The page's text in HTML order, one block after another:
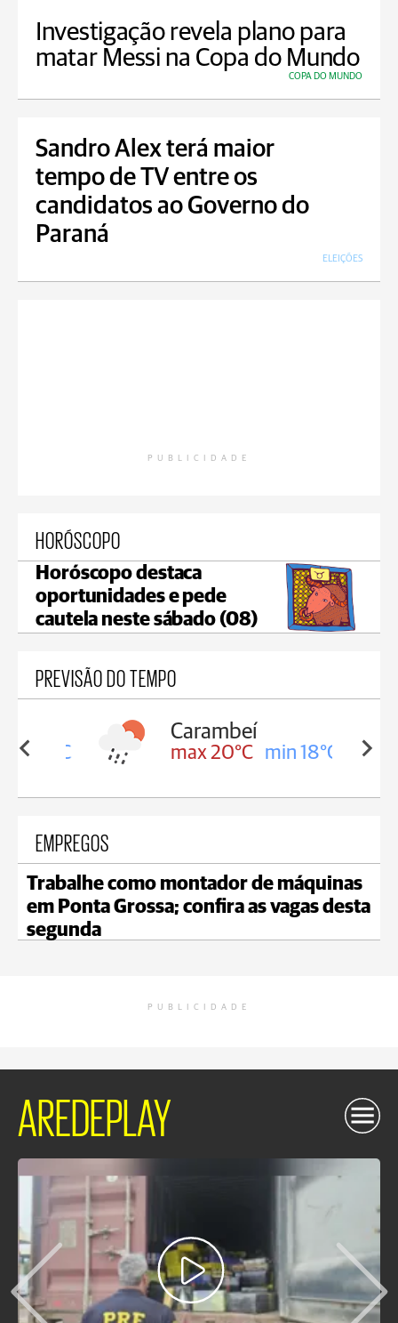
Investigação revela plano para
matar Messi na Copa do Mundo
COPA DO MUNDO
Sandro Alex terá maior
tempo de TV entre os
candidatos ao Governo do
Paraná
ELEIÇÕES
PUBLICIDADE
HORÓSCOPO
Horóscopo destaca
oportunidades e pede
cautela neste sábado (08)
PREVISÃO DO TEMPO
18°C
Carambeí
max 20°C min 18°C
EMPREGOS
Trabalhe como montador de máquinas
em Ponta Grossa; confira as vagas desta
segunda
PUBLICIDADE
AREDEPLAY